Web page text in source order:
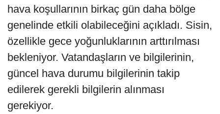
hava koşullarının birkaç gün daha bölge
genelinde etkili olabileceğini açıkladı. Sisin,
özellikle gece yoğunluklarının arttırılması
bekleniyor. Vatandaşların ve bilgilerinin,
güncel hava durumu bilgilerinin takip
edilerek gerekli bilgilerin alınması
gerekiyor.